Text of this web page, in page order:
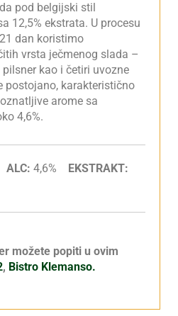
pod belgijski stil
12,5% ekstrata. U procesu
dan koristimo
vrsta ječmenog slada –
kao i četiri uvozne
postojano, karakteristično
arome sa
4,6%.
ALC: 4,6% EKSTRAKT:
možete popiti u ovim
, Bistro Klemanso.